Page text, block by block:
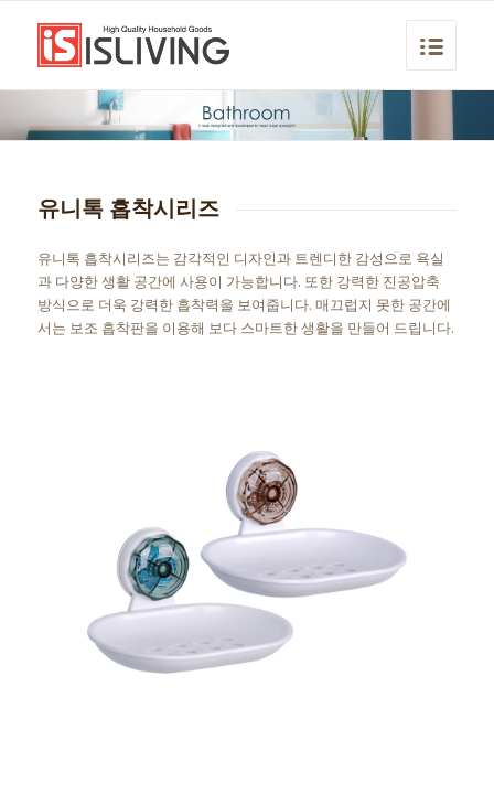
유니톡 흡착시리즈
유니톡 흡착시리즈는 감각적인 디자인과 트렌디한 감성으로 욕실
과 다양한 생활 공간에 사용이 가능합니다. 또한 강력한 진공압축
방식으로 더욱 강력한 흡착력을 보여줍니다. 매끄럽지 못한 공간에
서는 보조 흡착판을 이용해 보다 스마트한 생활을 만들어 드립니다.